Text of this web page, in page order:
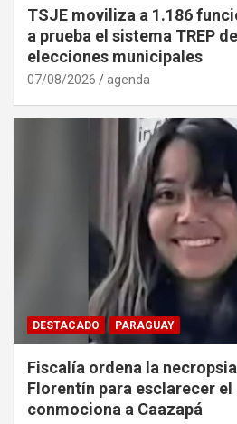
TSJE moviliza a 1.186
a prueba el sistema TREP
elecciones municipales
07/08/2026 agenda
DESTACADO PARAGUAY
Fiscalía ordena la
Florentín para esclarecer
conmociona a Caazapá